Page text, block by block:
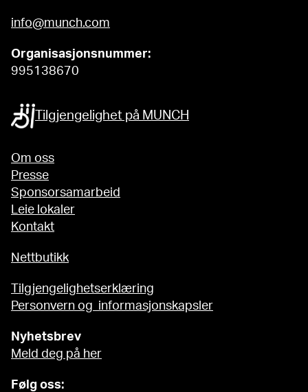
info@munch.com
Organisasjonsnummer:
995138670
Tilgjengelighet på MUNCH
Om oss
Presse
Sponsorsamarbeid
Leie lokaler
Kontakt
Nettbutikk
Tilgjengelighetserklæring
Personvern og informasjonskapsler
Nyhetsbrev
Meld deg på her
Følg oss: